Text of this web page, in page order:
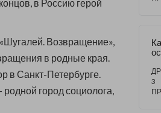
в Россию герой
Возвращение»,
в родные края.
в Санкт-Петербурге.
город социолога,
3